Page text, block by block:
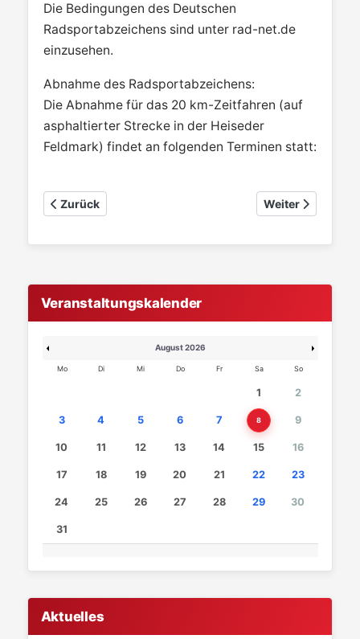
Die Bedingungen des Deutschen
Radsportabzeichens sind unter rad-net.de
einzusehen.
Abnahme des Radsportabzeichens:
Die Abnahme für das 20 km-Zeitfahren (auf
asphaltierter Strecke in der Heiseder
Feldmark) findet an folgenden Terminen statt:
Vorheriger Beitrag: Wanderfahren
Zurück Nächster
Weiter
Veranstaltungskalender
August 2026
Mo Di Mi Do Fr Sa So
1 2
3 4 5 6 7 8 9
10 11 12 13 14 15 16
17 18 19 20 21 22 23
24 25 26 27 28 29 30
31
Aktuelles